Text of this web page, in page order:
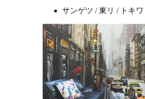
サンゲツ / 東リ / トキ